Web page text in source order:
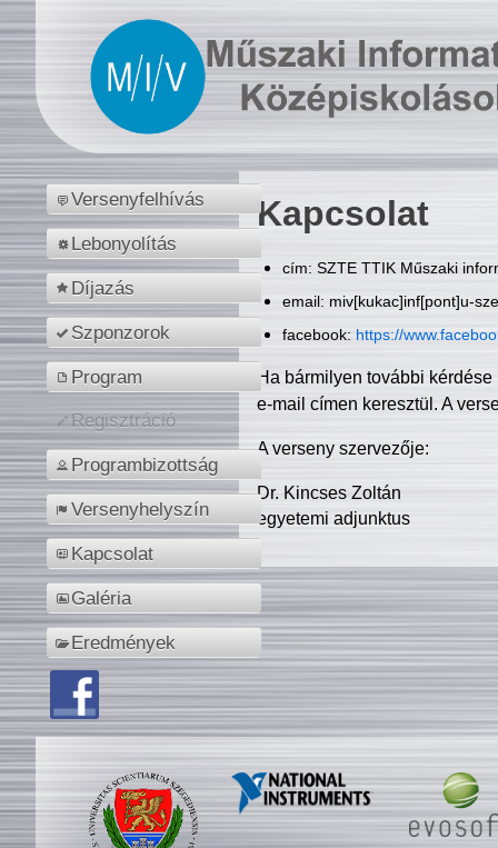
Versenyfelhívás
Lebonyolítás
Díjazás
Szponzorok
Program
Regisztráció
Programbizottság
Versenyhelyszín
Kapcsolat
Galéria
Eredmények
Kapcsolat
cím: SZTE TTIK Műszaki
email: miv[kukac]inf[pont]u-
facebook: https://
Ha bármilyen további
e-mail címen keresztül. A
A verseny szervezője:
Dr. Kincses Zoltán
egyetemi adjunktus